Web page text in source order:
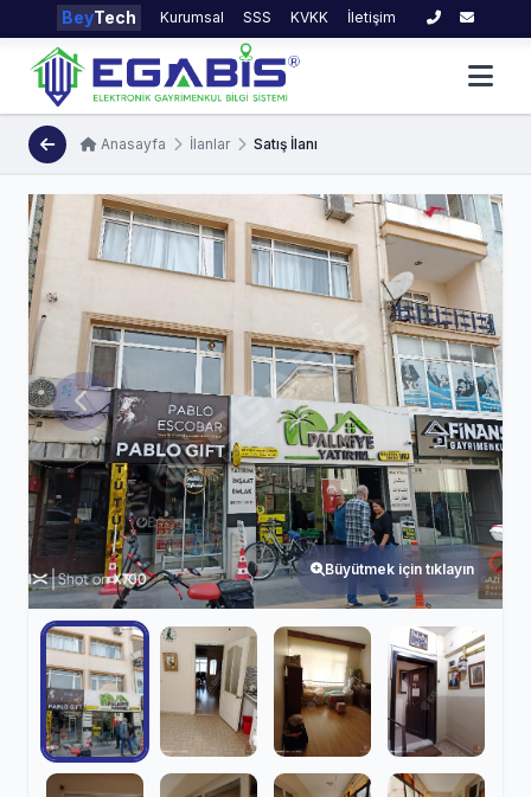
BeyTech Kurumsal SSS KVKK İletişim
Anasayfa İlanlar Satış İlanı
Büyütmek için tıklayın